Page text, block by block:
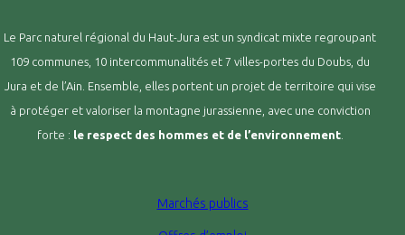
Le Parc naturel régional du Haut-Jura est un syndicat mixte regroupant
109 communes, 10 intercommunalités et 7 villes-portes du Doubs, du
Jura et de l’Ain. Ensemble, elles portent un projet de territoire qui vise
à protéger et valoriser la montagne jurassienne, avec une conviction
forte : le respect des hommes et de l’environnement.
Marchés publics